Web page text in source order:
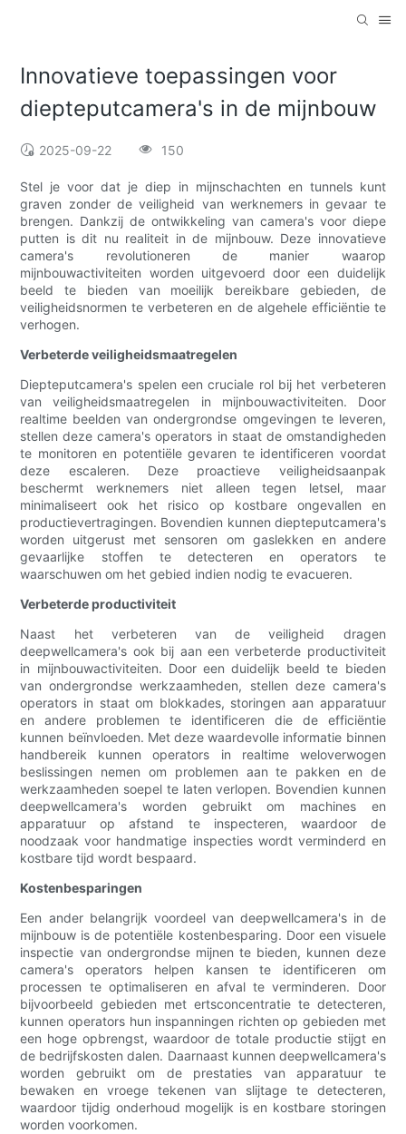
Innovatieve toepassingen voor
diepteputcamera's in de mijnbouw
2025-09-22 150
Stel je voor dat je diep in mijnschachten en tunnels kunt
graven zonder de veiligheid van werknemers in gevaar te
brengen. Dankzij de ontwikkeling van camera's voor diepe
putten is dit nu realiteit in de mijnbouw. ​​Deze innovatieve
camera's revolutioneren de manier waarop
mijnbouwactiviteiten worden uitgevoerd door een duidelijk
beeld te bieden van moeilijk bereikbare gebieden, de
veiligheidsnormen te verbeteren en de algehele efficiëntie te
verhogen.
Verbeterde veiligheidsmaatregelen
Diepteputcamera's spelen een cruciale rol bij het verbeteren
van veiligheidsmaatregelen in mijnbouwactiviteiten. Door
realtime beelden van ondergrondse omgevingen te leveren,
stellen deze camera's operators in staat de omstandigheden
te monitoren en potentiële gevaren te identificeren voordat
deze escaleren. Deze proactieve veiligheidsaanpak
beschermt werknemers niet alleen tegen letsel, maar
minimaliseert ook het risico op kostbare ongevallen en
productievertragingen. Bovendien kunnen diepteputcamera's
worden uitgerust met sensoren om gaslekken en andere
gevaarlijke stoffen te detecteren en operators te
waarschuwen om het gebied indien nodig te evacueren.
Verbeterde productiviteit
Naast het verbeteren van de veiligheid dragen
deepwellcamera's ook bij aan een verbeterde productiviteit
in mijnbouwactiviteiten. Door een duidelijk beeld te bieden
van ondergrondse werkzaamheden, stellen deze camera's
operators in staat om blokkades, storingen aan apparatuur
en andere problemen te identificeren die de efficiëntie
kunnen beïnvloeden. Met deze waardevolle informatie binnen
handbereik kunnen operators in realtime weloverwogen
beslissingen nemen om problemen aan te pakken en de
werkzaamheden soepel te laten verlopen. Bovendien kunnen
deepwellcamera's worden gebruikt om machines en
apparatuur op afstand te inspecteren, waardoor de
noodzaak voor handmatige inspecties wordt verminderd en
kostbare tijd wordt bespaard.
Kostenbesparingen
Een ander belangrijk voordeel van deepwellcamera's in de
mijnbouw is de potentiële kostenbesparing. Door een visuele
inspectie van ondergrondse mijnen te bieden, kunnen deze
camera's operators helpen kansen te identificeren om
processen te optimaliseren en afval te verminderen. Door
bijvoorbeeld gebieden met ertsconcentratie te detecteren,
kunnen operators hun inspanningen richten op gebieden met
een hoge opbrengst, waardoor de totale productie stijgt en
de bedrijfskosten dalen. Daarnaast kunnen deepwellcamera's
worden gebruikt om de prestaties van apparatuur te
bewaken en vroege tekenen van slijtage te detecteren,
waardoor tijdig onderhoud mogelijk is en kostbare storingen
worden voorkomen.